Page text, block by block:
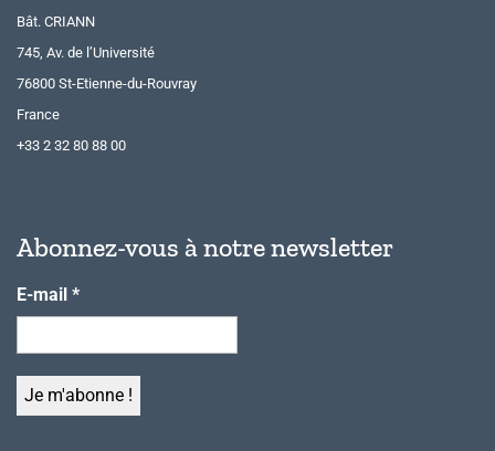
Bât. CRIANN
745, Av. de l’Université
76800 St-Etienne-du-Rouvray
France
+33 2 32 80 88 00
Abonnez-vous à notre newsletter
E-mail *